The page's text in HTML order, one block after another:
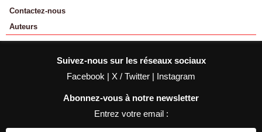
Contactez-nous
Auteurs
Suivez-nous sur les réseaux sociaux
Facebook | X / Twitter | Instagram
Abonnez-vous à notre newsletter
Entrez votre email :